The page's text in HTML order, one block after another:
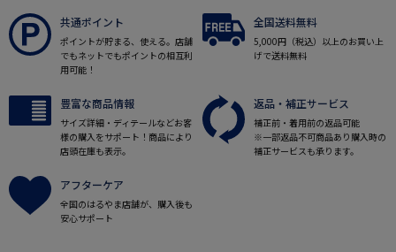
共通ポイント
ポイントが貯まる、使える。店舗
でもネットでもポイントの相互利
用可能！
全国送料無料
5,000円（税込）以上のお買い上
げで送料無料
豊富な商品情報
サイズ詳細・ディテールなどお客
様の購入をサポート！商品により
店頭在庫も表示。
返品・補正サービス
補正前・着用前の返品可能
※一部返品不可商品あり購入時の
補正サービスも承ります。
アフターケア
全国のはるやま店舗が、購入後も
安心サポート